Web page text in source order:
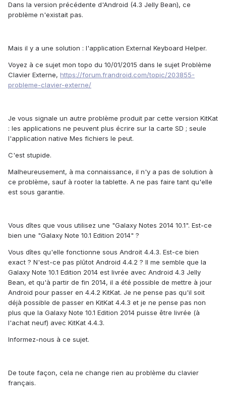
Dans la version précédente d'Android (4.3 Jelly Bean), ce
problème n'existait pas.
Mais il y a une solution : l'application External Keyboard Helper.
Voyez à ce sujet mon topo du 10/01/2015 dans le sujet Problème
Clavier Externe, https://forum.frandroid.com/topic/203855-
probleme-clavier-externe/
Je vous signale un autre problème produit par cette version KitKat
: les applications ne peuvent plus écrire sur la carte SD ; seule
l'application native Mes fichiers le peut.
C'est stupide.
Malheureusement, à ma connaissance, il n'y a pas de solution à
ce problème, sauf à rooter la tablette. A ne pas faire tant qu'elle
est sous garantie.
Vous dîtes que vous utilisez une "Galaxy Notes 2014 10.1". Est-ce
bien une "Galaxy Note 10.1 Edition 2014" ?
Vous dîtes qu'elle fonctionne sous Androit 4.4.3. Est-ce bien
exact ? N'est-ce pas plûtot Android 4.4.2 ? Il me semble que la
Galaxy Note 10.1 Edition 2014 est livrée avec Android 4.3 Jelly
Bean, et qu'à partir de fin 2014, il a été possible de mettre à jour
Android pour passer en 4.4.2 KitKat. Je ne pense pas qu'il soit
déjà possible de passer en KitKat 4.4.3 et je ne pense pas non
plus que la Galaxy Note 10.1 Edition 2014 puisse être livrée (à
l'achat neuf) avec KitKat 4.4.3.
Informez-nous à ce sujet.
De toute façon, cela ne change rien au problème du clavier
français.